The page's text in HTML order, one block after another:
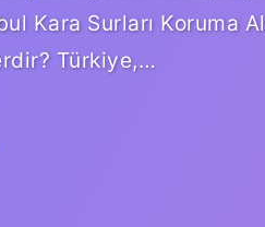
Kara Surları Koruma
Türkiye,…